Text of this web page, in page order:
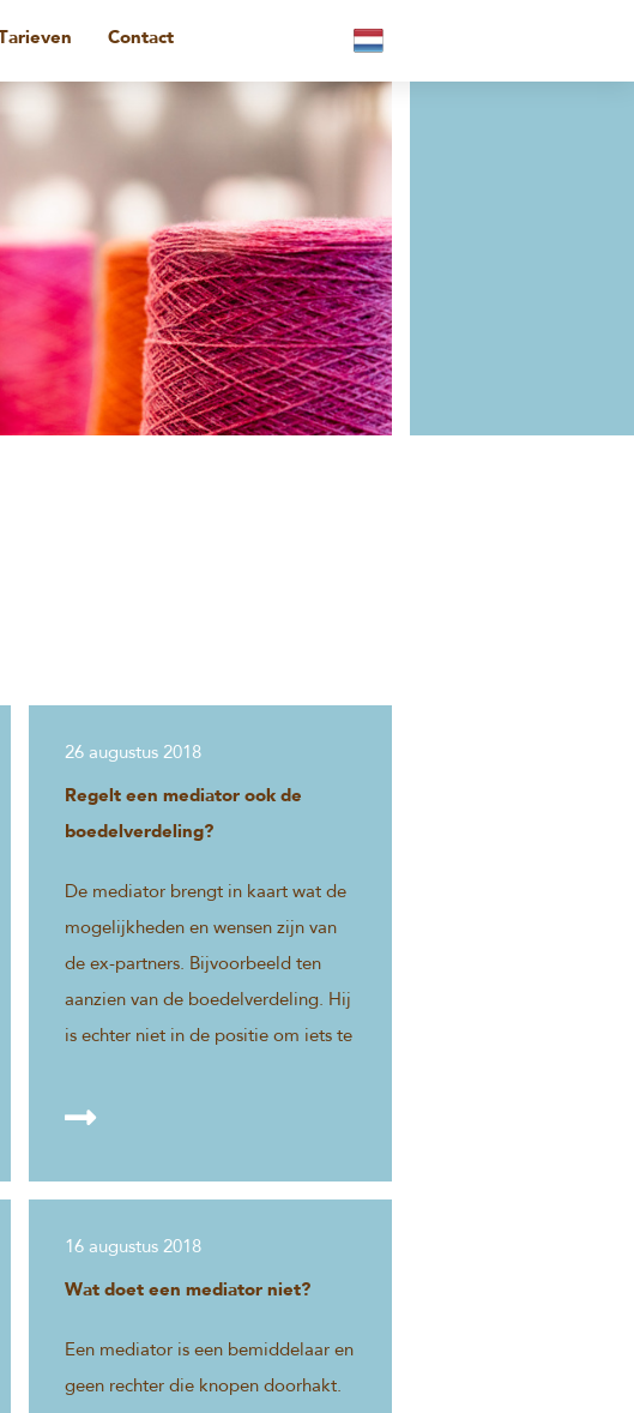
Tarieven Contact
26 augustus 2018
Regelt een mediator ook de
boedelverdeling?
De mediator brengt in kaart wat de
mogelijkheden en wensen zijn van
de ex-partners. Bijvoorbeeld ten
aanzien van de boedelverdeling. Hij
is echter niet in de positie om iets te
16 augustus 2018
Wat doet een mediator niet?
Een mediator is een bemiddelaar en
geen rechter die knopen doorhakt.